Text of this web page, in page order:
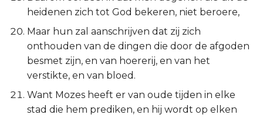
heidenen zich tot God bekeren, niet beroere,
Maar hun zal aanschrijven dat zij zich
onthouden van de dingen die door de afgoden
besmet zijn, en van hoererij, en van het
verstikte, en van bloed.
Want Mozes heeft er van oude tijden in elke
stad die hem prediken, en hij wordt op elken